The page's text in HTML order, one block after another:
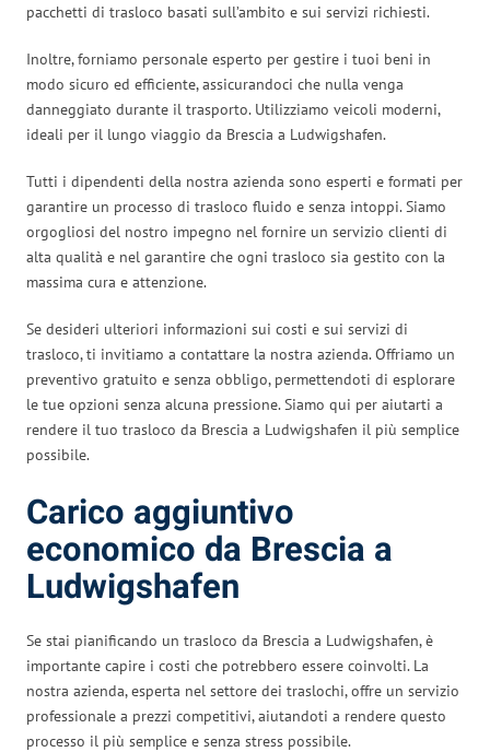
pacchetti di trasloco basati sull’ambito e sui servizi richiesti.
Inoltre, forniamo personale esperto per gestire i tuoi beni in
modo sicuro ed efficiente, assicurandoci che nulla venga
danneggiato durante il trasporto. Utilizziamo veicoli moderni,
ideali per il lungo viaggio da Brescia a Ludwigshafen.
Tutti i dipendenti della nostra azienda sono esperti e formati per
garantire un processo di trasloco fluido e senza intoppi. Siamo
orgogliosi del nostro impegno nel fornire un servizio clienti di
alta qualità e nel garantire che ogni trasloco sia gestito con la
massima cura e attenzione.
Se desideri ulteriori informazioni sui costi e sui servizi di
trasloco, ti invitiamo a contattare la nostra azienda. Offriamo un
preventivo gratuito e senza obbligo, permettendoti di esplorare
le tue opzioni senza alcuna pressione. Siamo qui per aiutarti a
rendere il tuo trasloco da Brescia a Ludwigshafen il più semplice
possibile.
Carico aggiuntivo
economico da Brescia a
Ludwigshafen
Se stai pianificando un trasloco da Brescia a Ludwigshafen, è
importante capire i costi che potrebbero essere coinvolti. La
nostra azienda, esperta nel settore dei traslochi, offre un servizio
professionale a prezzi competitivi, aiutandoti a rendere questo
processo il più semplice e senza stress possibile.